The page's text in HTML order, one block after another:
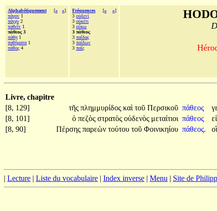
Alphabétiquement [« »]
πάγον 1
πάγχυ 2
παθεῖν 1
πάθεος 3
πάθῃ 1
παθήματα 1
πάθος 4
Fréquences [« »]
3 οὐδενὶ
3 οὐκέτι
3 οὔκω
3 πάθεος
3 παῖδας
3 παίδων
3 παῖς
Livre, chapitre
[8, 129]
τῆς πλημμυρίδος καὶ τοῦ Περσικοῦ πάθεος
[8, 101]
ὁ πεζὸς στρατὸς οὐδενὸς μεταίτιοι πάθεος
[8, 90]
Πέρσης παρεὼν τούτου τοῦ Φοινικηίου πάθεος.
| Lecture | Liste du vocabulaire | Index inverse | Menu | Site de